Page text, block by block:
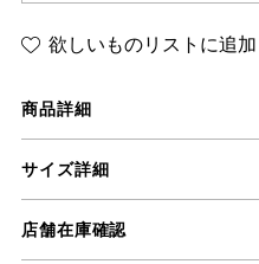
欲しいものリストに追加
商品詳細
サイズ詳細
店舗在庫確認